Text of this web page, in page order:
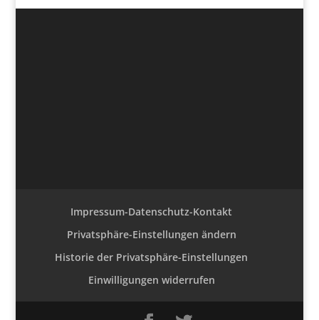
Impressum-Datenschutz-Kontakt
Privatsphäre-Einstellungen ändern
Historie der Privatsphäre-Einstellungen
Einwilligungen widerrufen